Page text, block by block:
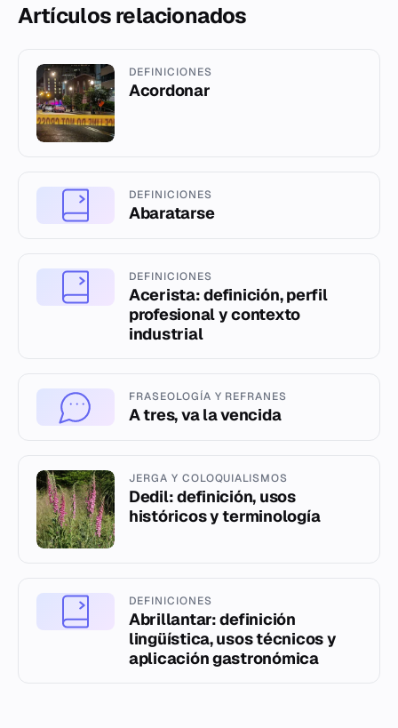
Artículos relacionados
DEFINICIONES
Acordonar
DEFINICIONES
Abaratarse
DEFINICIONES
Acerista: definición, perfil
profesional y contexto
industrial
FRASEOLOGÍA Y REFRANES
A tres, va la vencida
JERGA Y COLOQUIALISMOS
Dedil: definición, usos
históricos y terminología
DEFINICIONES
Abrillantar: definición
lingüística, usos técnicos y
aplicación gastronómica